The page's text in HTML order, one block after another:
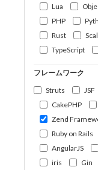
Lua
PHP
Rust
TypeScript
フレームワーク
Struts
JSF
CakePHP
Zend
Ruby on Rails
AngularJS
iris
Gin